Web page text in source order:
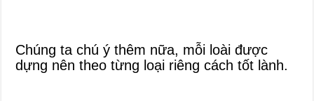
Chúng ta chú ý thêm nữa, mỗi loài được
dựng nên theo từng loại riêng cách tốt lành.